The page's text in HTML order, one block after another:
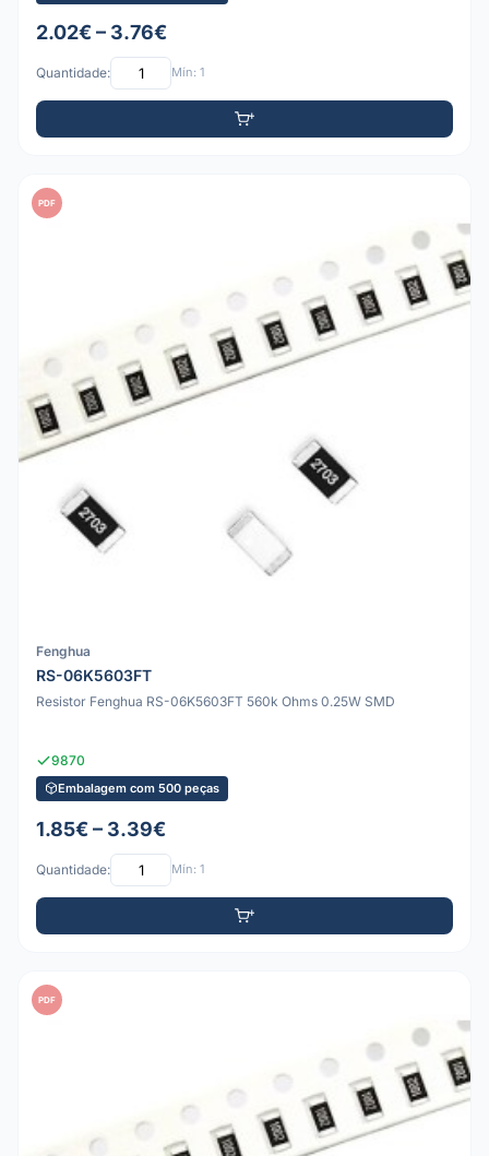
2.02€ – 3.76€
Quantidade: Mín: 1
PDF
Fenghua
RS-06K5603FT
Resistor Fenghua RS-06K5603FT 560k Ohms 0.25W SMD
9870
Embalagem com 500 peças
1.85€ – 3.39€
Quantidade: Mín: 1
PDF